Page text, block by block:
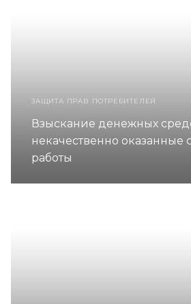
ЗАЩИТА ПРАВ ПОТРЕБИТЕЛЕЙ
Взыскание денежных
некачественно оказанные
работы